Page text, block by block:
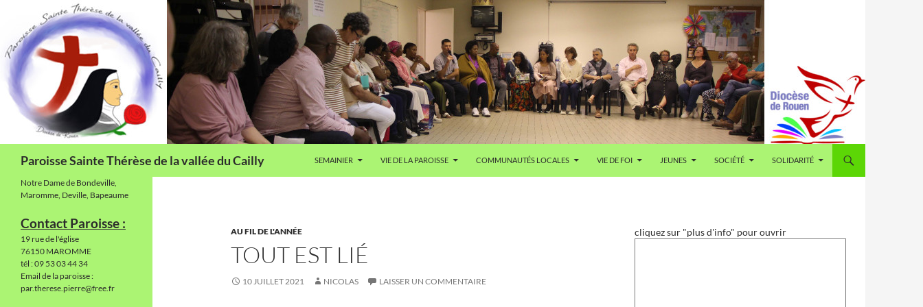
contenu
Paroisse Sainte Thérèse de la vallée du Cailly SEMAINIER VIE DE LA PAROISSE COMMUNAUTÉS LOCALES VIE DE FOI JEUNES SOCIÉTÉ SOLIDARITÉ
AU FIL DE L'ANNÉE
TOUT EST LIÉ
10 JUILLET 2021 NICOLAS LAISSER UN COMMENTAIRE
cliquez sur "plus d'info" pour ouvrir
Notre Dame de Bondeville,
Maromme, Deville, Bapeaume
Contact Paroisse :
19 rue de l'église
76150 MAROMME
tél : 09 53 03 44 34
Email de la paroisse :
par.therese.pierre@free.fr